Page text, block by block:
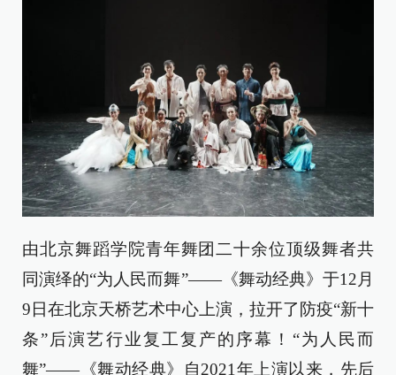
由北京舞蹈学院青年舞团二十余位顶级舞者共
同演绎的“为人民而舞”——《舞动经典》于12月
9日在北京天桥艺术中心上演，拉开了防疫“新十
条”后演艺行业复工复产的序幕！“为人民而
舞”——《舞动经典》自2021年上演以来，先后